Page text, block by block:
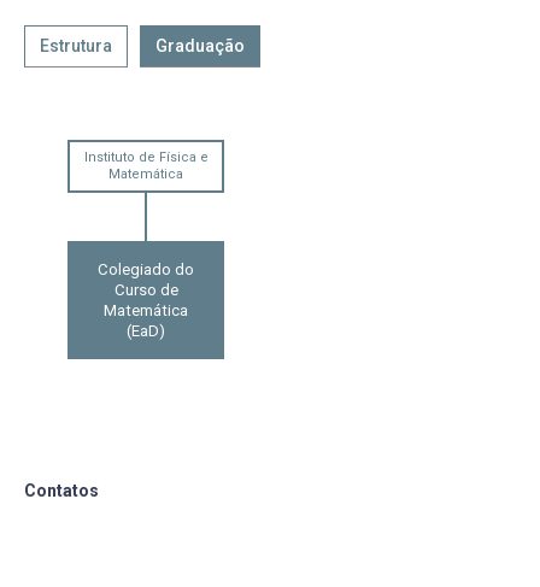
Estrutura Graduação
Instituto de Física e
Matemática
Colegiado do
Curso de
Matemática
(EaD)
Contatos